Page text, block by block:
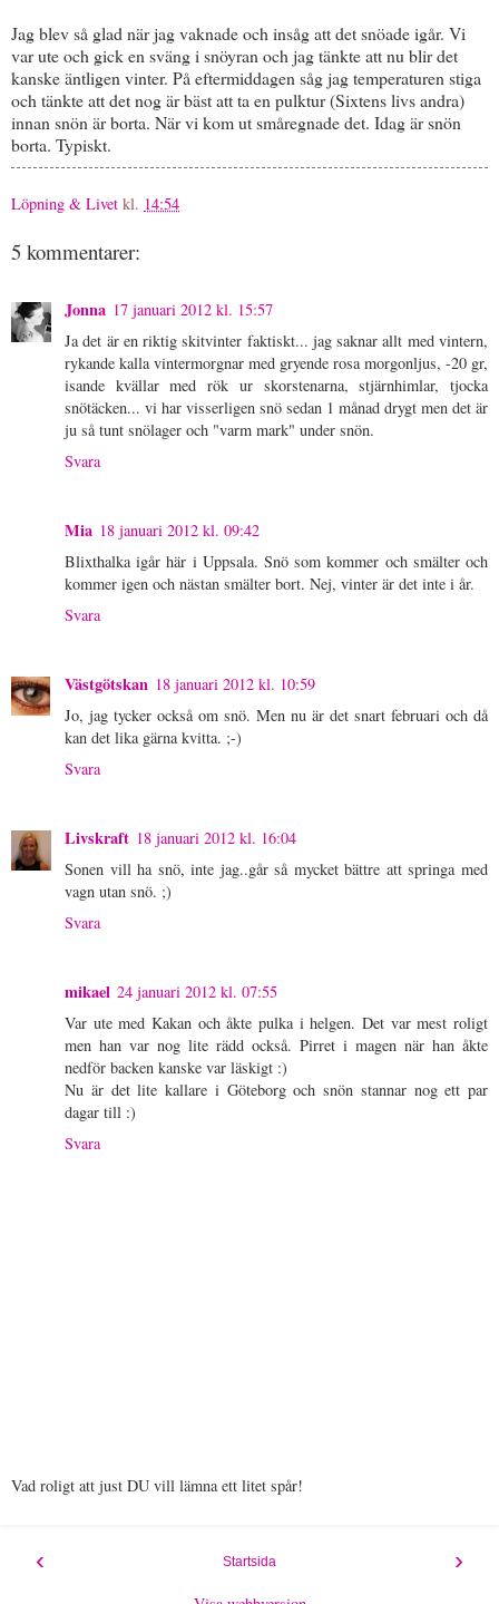
Jag blev så glad när jag vaknade och insåg att det snöade igår. Vi
var ute och gick en sväng i snöyran och jag tänkte att nu blir det
kanske äntligen vinter. På eftermiddagen såg jag temperaturen stiga
och tänkte att det nog är bäst att ta en pulktur (Sixtens livs andra)
innan snön är borta. När vi kom ut småregnade det. Idag är snön
borta. Typiskt.
Löpning & Livet kl. 14:54
5 kommentarer:
Jonna 17 januari 2012 kl. 15:57
Ja det är en riktig skitvinter faktiskt... jag saknar allt med vintern,
rykande kalla vintermorgnar med gryende rosa morgonljus, -20 gr,
isande kvällar med rök ur skorstenarna, stjärnhimlar, tjocka
snötäcken... vi har visserligen snö sedan 1 månad drygt men det är
ju så tunt snölager och "varm mark" under snön.
Svara
Mia 18 januari 2012 kl. 09:42
Blixthalka igår här i Uppsala. Snö som kommer och smälter och
kommer igen och nästan smälter bort. Nej, vinter är det inte i år.
Svara
Västgötskan 18 januari 2012 kl. 10:59
Jo, jag tycker också om snö. Men nu är det snart februari och då
kan det lika gärna kvitta. ;-)
Svara
Livskraft 18 januari 2012 kl. 16:04
Sonen vill ha snö, inte jag..går så mycket bättre att springa med
vagn utan snö. ;)
Svara
mikael 24 januari 2012 kl. 07:55
Var ute med Kakan och åkte pulka i helgen. Det var mest roligt
men han var nog lite rädd också. Pirret i magen när han åkte
nedför backen kanske var läskigt :)
Nu är det lite kallare i Göteborg och snön stannar nog ett par
dagar till :)
Svara
Vad roligt att just DU vill lämna ett litet spår!
‹ ›
Startsida